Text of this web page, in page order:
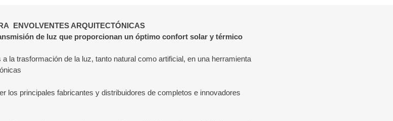
ENVOLVENTES ARQUITECTÓNICAS
de luz que proporcionan un óptimo confort solar y térmico
la trasformación de la luz, tanto natural como artificial, en una herramienta
los principales fabricantes y distribuidores de completos e innovadores